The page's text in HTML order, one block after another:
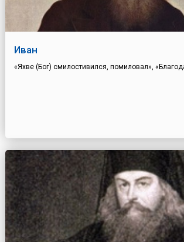
Иван
«Яхве (Бог) смилостивился, помиловал»,